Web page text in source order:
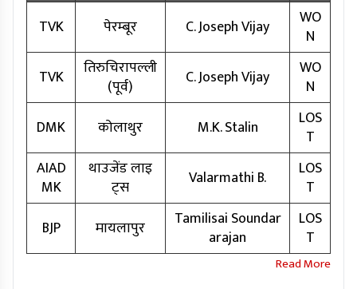
TVK
पेरम्बूर C. Joseph Vijay
WO
N
TVK
तिरुचिरापल्ली
(पूर्व)
C. Joseph Vijay
WO
N
DMK
कोलाथुर M.K. Stalin
LOS
T
AIAD
MK
थाउजेंड लाइ
ट्स
Valarmathi B.
LOS
T
BJP
मायलापुर
Tamilisai Soundar
arajan
LOS
T